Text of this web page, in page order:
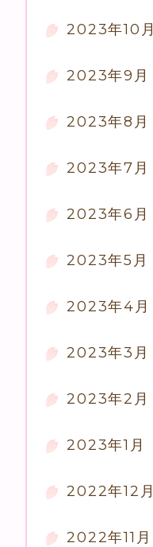
2023年10月
2023年9月
2023年8月
2023年7月
2023年6月
2023年5月
2023年4月
2023年3月
2023年2月
2023年1月
2022年12月
2022年11月